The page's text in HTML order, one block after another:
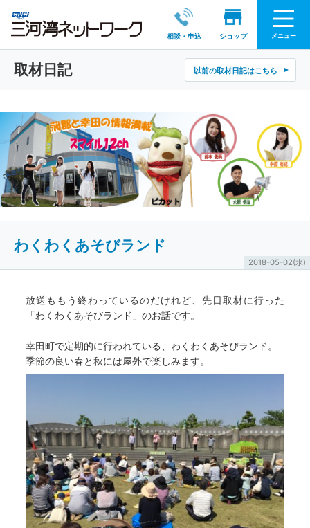
相談・申込 ショップ メニュー
取材日記 以前の取材日記はこちら
わくわくあそびランド
2018-05-02(水)
放送ももう終わっているのだけれど、先日取材に行った
「わくわくあそびランド」のお話です。
幸田町で定期的に行われている、わくわくあそびランド。
季節の良い春と秋には屋外で楽しみます。